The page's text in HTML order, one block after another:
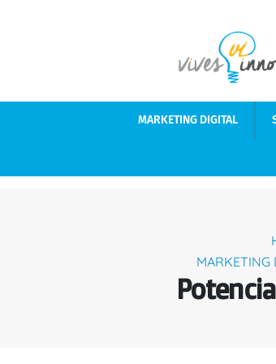
MARKETING DIGITAL
MARKETING